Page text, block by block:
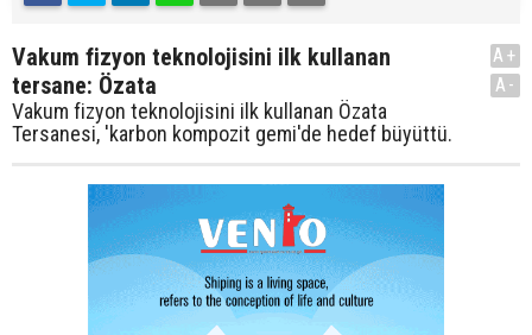
Vakum fizyon teknolojisini ilk kullanan
tersane: Özata
Vakum fizyon teknolojisini ilk kullanan Özata
Tersanesi, 'karbon kompozit gemi'de hedef büyüttü.
A+
A-